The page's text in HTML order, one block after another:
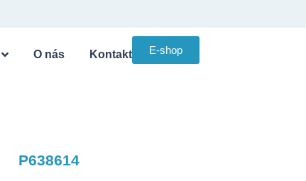
O nás Kontakt E-shop
P638614